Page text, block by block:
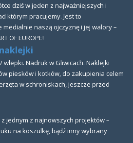
dziś w jeden z najważniejszych i
którym pracujemy. Jest to
naszą ojczyznę i jej walory –
OF EUROPE!
Nadruk w Gliwicach. Naklejki
piesków i kotków, do zakupienia celem
w schroniskach, jeszcze przed
jednym z najnowszych projektów –
na koszulkę, bądź inny wybrany